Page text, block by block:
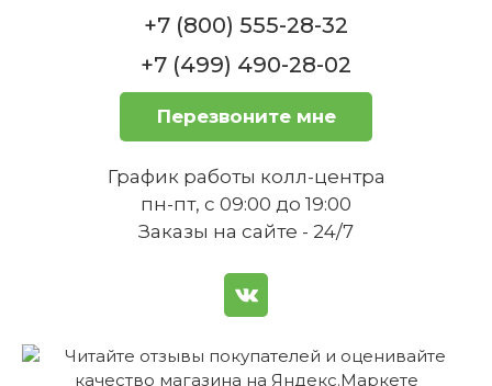
+7 (800) 555-28-32
+7 (499) 490-28-02
Перезвоните мне
График работы колл-центра
пн-пт, с 09:00 до 19:00
Заказы на сайте - 24/7